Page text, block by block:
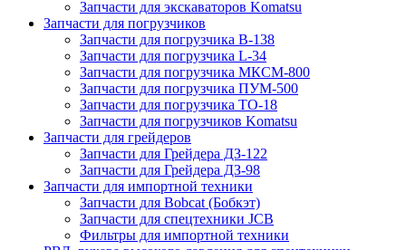
Запчасти для экскаваторов Komatsu
Запчасти для погрузчиков
Запчасти для погрузчика B-138
Запчасти для погрузчика L-34
Запчасти для погрузчика МКСМ-800
Запчасти для погрузчика ПУМ-500
Запчасти для погрузчика ТО-18
Запчасти для погрузчиков Komatsu
Запчасти для грейдеров
Запчасти для Грейдера ДЗ-122
Запчасти для Грейдера ДЗ-98
Запчасти для импортной техники
Запчасти для Bobcat (Бобкэт)
Запчасти для спецтехники JCB
Фильтры для импортной техники